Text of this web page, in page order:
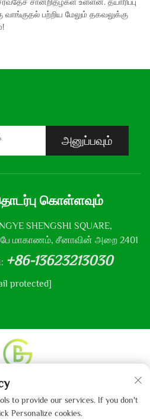
பற்றிய மேலும் தகவலுக்கு
அனுப்பவும்
கொள்ளவும்
SHENGSHI SQUARE,
மாகாணம், சீனாவின் அறை 2401
+86-13623213030
protected]
உரிமைகளும் © 2013-2024
லிமிடெட் என்னும்
தனியுரிமைக் கொள்கை
to provide our services. If you don't
Personalize cookies.